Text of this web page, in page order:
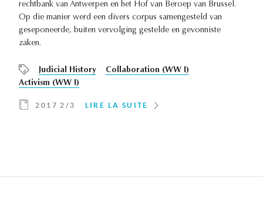
rechtbank van Antwerpen en het Hof van Beroep van Brussel.
Op die manier werd een divers corpus samengesteld van
geseponeerde, buiten vervolging gestelde en gevonniste
zaken.
Judicial History
Collaboration (WW I)
Activism (WW I)
2017 2/3 LIRE LA SUITE